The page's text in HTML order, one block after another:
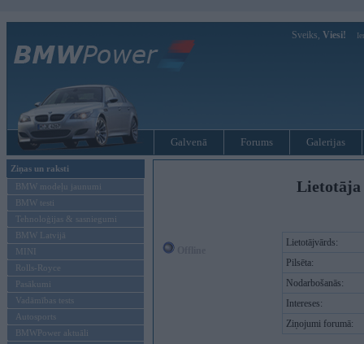
Sveiks, Viesi!
Galvenā Forums Galerijas
Ziņas un raksti
BMW modeļu jaunumi
BMW testi
Tehnoloģijas & sasniegumi
BMW Latvijā
MINI
Rolls-Royce
Pasākumi
Vadāmības tests
Autosports
BMWPower aktuāli
Lietotāja
Lietotājvārds:
Pilsēta:
Nodarbošanās:
Intereses:
Ziņojumi forumā: